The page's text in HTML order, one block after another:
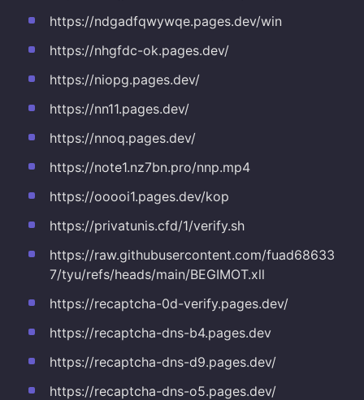
https://ndgadfqwywqe.pages.dev/win
https://nhgfdc-ok.pages.dev/
https://niopg.pages.dev/
https://nn11.pages.dev/
https://nnoq.pages.dev/
https://note1.nz7bn.pro/nnp.mp4
https://ooooi1.pages.dev/kop
https://privatunis.cfd/1/verify.sh
https://raw.githubusercontent.com/fuad68633
7/tyu/refs/heads/main/BEGIMOT.xll
https://recaptcha-0d-verify.pages.dev/
https://recaptcha-dns-b4.pages.dev
https://recaptcha-dns-d9.pages.dev/
https://recaptcha-dns-o5.pages.dev/